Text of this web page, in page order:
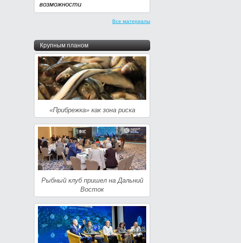
возможности
Все материалы
Крупным планом
«Прибрежка» как зона риска
Рыбный клуб пришел на Дальний
Восток